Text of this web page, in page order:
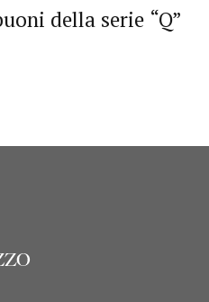
della serie “Q”